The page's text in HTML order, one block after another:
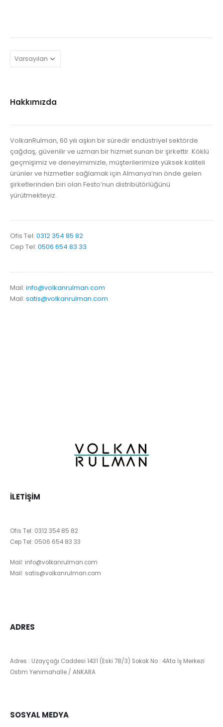
Hakkımızda
VolkanRulman, 60 yılı aşkın bir süredir endüstriyel sektörde
çağdaş, güvenilir ve uzman bir hizmet sunan bir şirkettir. Köklü
geçmişimiz ve deneyimimizle, müşterilerimize yüksek kaliteli
ürünler ve hizmetler sağlamak için Almanya’nın önde gelen
şirketlerinden biri olan Festo’nun distribütörlüğünü
yürütmekteyiz.
Ofis Tel: 0312 354 85 82
Cep Tel: 0506 654 83 33
Mail: info@volkanrulman.com
Mail: satis@volkanrulman.com
İLETIŞIM
Ofis Tel: 0312 354 85 82
Cep Tel: 0506 654 83 33
Mail: info@volkanrulman.com
Mail: satis@volkanrulman.com
ADRES
Adres : Uzayçağı Caddesi 1431 (Eski 78/3) Sokak No : 4Ata İş Merkezi
Ostim Yenimahalle / ANKARA
SOSYAL MEDYA